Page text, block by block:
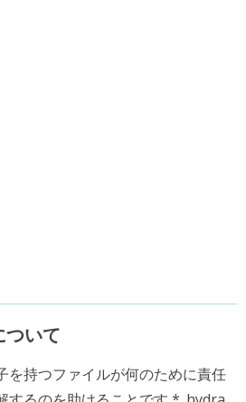
ついて
を持つファイルが何のために責任